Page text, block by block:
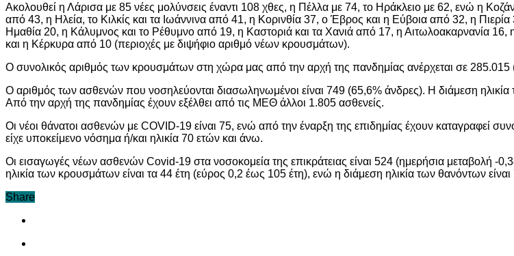
Ακολουθεί η Λάρισα με 85 νέες μολύνσεις έναντι 108 χθες, η Πέλλα με 74, το Ηράκλειο με 62, ενώ η
από 43, η Ηλεία, το Κιλκίς και τα Ιωάννινα από 41, η Κορινθία 37, ο Έβρος και η Εύβοια από 32, η
Ημαθία 20, η Κάλυμνος και το Ρέθυμνο από 19, η Καστοριά και τα Χανιά από 17, η Αιτωλοακαρνανία
και η Κέρκυρα από 10 (περιοχές με διψήφιο αριθμό νέων κρουσμάτων).
Ο συνολικός αριθμός των κρουσμάτων στη χώρα μας από την αρχή της πανδημίας ανέρχεται σε
Ο αριθμός των ασθενών που νοσηλεύονται διασωληνωμένοι είναι 749 (65,6% άνδρες). Η διάμεση ηλικία
Από την αρχή της πανδημίας έχουν εξέλθει από τις ΜΕΘ άλλοι 1.805 ασθενείς.
Οι νέοι θάνατοι ασθενών με COVID-19 είναι 75, ενώ από την έναρξη της επιδημίας έχουν καταγραφεί
είχε υποκείμενο νόσημα ή/και ηλικία 70 ετών και άνω.
Οι εισαγωγές νέων ασθενών Covid-19 στα νοσοκομεία της επικράτειας είναι 524 (ημερήσια μεταβολή -
ηλικία των κρουσμάτων είναι τα 44 έτη (εύρος 0,2 έως 105 έτη), ενώ η διάμεση ηλικία των θανόντων
Share